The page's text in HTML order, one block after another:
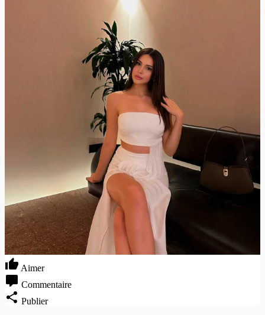
Aimer
Commentaire
Publier